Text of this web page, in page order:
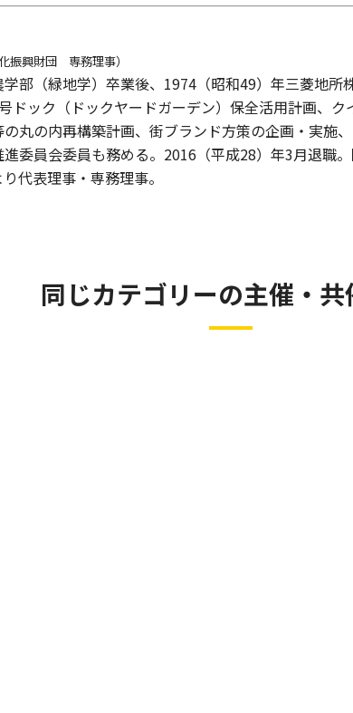
振興財団 専務理事）
部（緑地学）卒業後、 1974 （昭和49）年三菱地所
ドック（ドックヤードガーデン）保全活用計画、
丸の内再構築計画、街ブランド方策の企画・実施
委員会委員も務める。 2016 （平成28）年3月退職
代表理事・専務理事。
同じカテゴリーの主催・共